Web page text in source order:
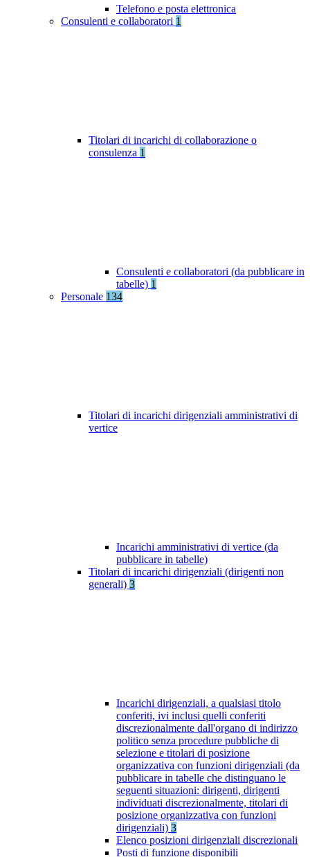
Telefono e posta elettronica
Consulenti e collaboratori 1
Titolari di incarichi di collaborazione o
consulenza 1
Consulenti e collaboratori (da pubblicare in
tabelle) 1
Personale 134
Titolari di incarichi dirigenziali amministrativi di
vertice
Incarichi amministrativi di vertice (da
pubblicare in tabelle)
Titolari di incarichi dirigenziali (dirigenti non
generali) 3
Incarichi dirigenziali, a qualsiasi titolo
conferiti, ivi inclusi quelli conferiti
discrezionalmente dall'organo di indirizzo
politico senza procedure pubbliche di
selezione e titolari di posizione
organizzativa con funzioni dirigenziali (da
pubblicare in tabelle che distinguano le
seguenti situazioni: dirigenti, dirigenti
individuati discrezionalmente, titolari di
posizione organizzativa con funzioni
dirigenziali) 3
Elenco posizioni dirigenziali discrezionali
Posti di funzione disponibili